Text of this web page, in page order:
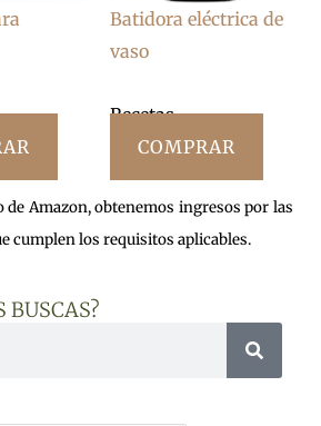
Batidora eléctrica de
vaso
Recetas
COMPRAR
de Amazon, obtenemos ingresos por las
cumplen los requisitos aplicables.
BUSCAS?